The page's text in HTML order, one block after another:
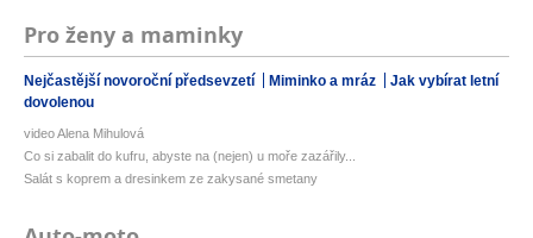
Pro ženy a maminky
Nejčastější novoroční předsevzetí Miminko a mráz
Jak vybírat letní
dovolenou
video Alena Mihulová
Co si zabalit do kufru, abyste na (nejen) u moře zazářily...
Salát s koprem a dresinkem ze zakysané smetany